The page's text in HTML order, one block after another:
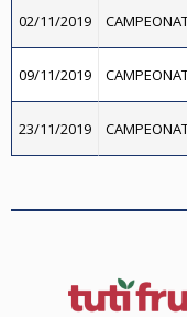
02/11/2019
09/11/2019
23/11/2019